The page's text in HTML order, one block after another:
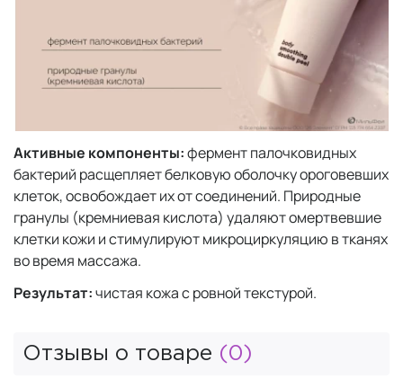
Активные компоненты:фермент палочковидных
бактерий расщепляет белковую оболочку ороговевших
клеток, освобождает их от соединений. Природные
гранулы (кремниевая кислота) удаляют омертвевшие
клетки кожи и стимулируют микроциркуляцию в тканях
во время массажа.
Результат:чистая кожа с ровной текстурой.
Отзывы о товаре (0)